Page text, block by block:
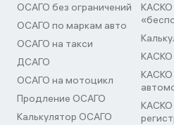
ОСАГО без ограничений
ОСАГО по маркам авто
ОСАГО на такси
ДСАГО
ОСАГО на мотоцикл
Продление ОСАГО
Калькулятор ОСАГО
КАСКО
КАСКО
КАСКО
КАСКО